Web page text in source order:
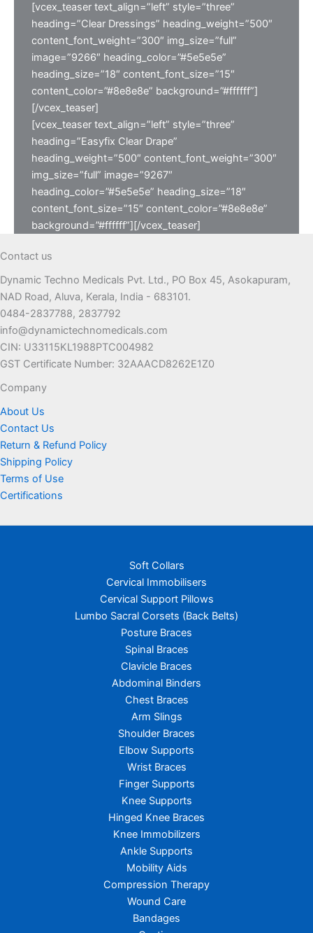
[vcex_teaser text_align=”left” style=”three”
heading=”Clear Dressings” heading_weight=”500″
content_font_weight=”300″ img_size=”full”
image=”9266″ heading_color=”#5e5e5e”
heading_size=”18″ content_font_size=”15″
content_color=”#8e8e8e” background=”#ffffff”]
[/vcex_teaser]
[vcex_teaser text_align=”left” style=”three”
heading=”Easyfix Clear Drape”
heading_weight=”500″ content_font_weight=”300″
img_size=”full” image=”9267″
heading_color=”#5e5e5e” heading_size=”18″
content_font_size=”15″ content_color=”#8e8e8e”
background=”#ffffff”][/vcex_teaser]
Contact us
Dynamic Techno Medicals Pvt. Ltd., PO Box 45, Asokapuram,
NAD Road, Aluva, Kerala, India - 683101.
0484-2837788, 2837792
info@dynamictechnomedicals.com
CIN: U33115KL1988PTC004982
GST Certificate Number: 32AAACD8262E1Z0
Company
About Us
Contact Us
Return & Refund Policy
Shipping Policy
Terms of Use
Certifications
Soft Collars
Cervical Immobilisers
Cervical Support Pillows
Lumbo Sacral Corsets (Back Belts)
Posture Braces
Spinal Braces
Clavicle Braces
Abdominal Binders
Chest Braces
Arm Slings
Shoulder Braces
Elbow Supports
Wrist Braces
Finger Supports
Knee Supports
Hinged Knee Braces
Knee Immobilizers
Ankle Supports
Mobility Aids
Compression Therapy
Wound Care
Bandages